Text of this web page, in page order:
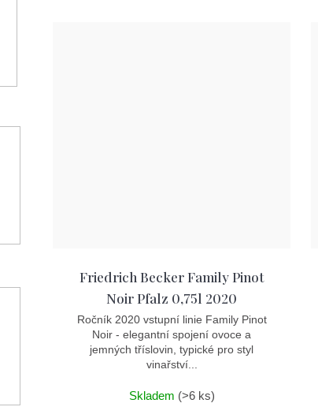
Friedrich Becker Family Pinot
Noir Pfalz 0,75l 2020
Ročník 2020 vstupní linie Family Pinot
Noir - elegantní spojení ovoce a
jemných tříslovin, typické pro styl
vinařství...
Skladem (>6 ks)